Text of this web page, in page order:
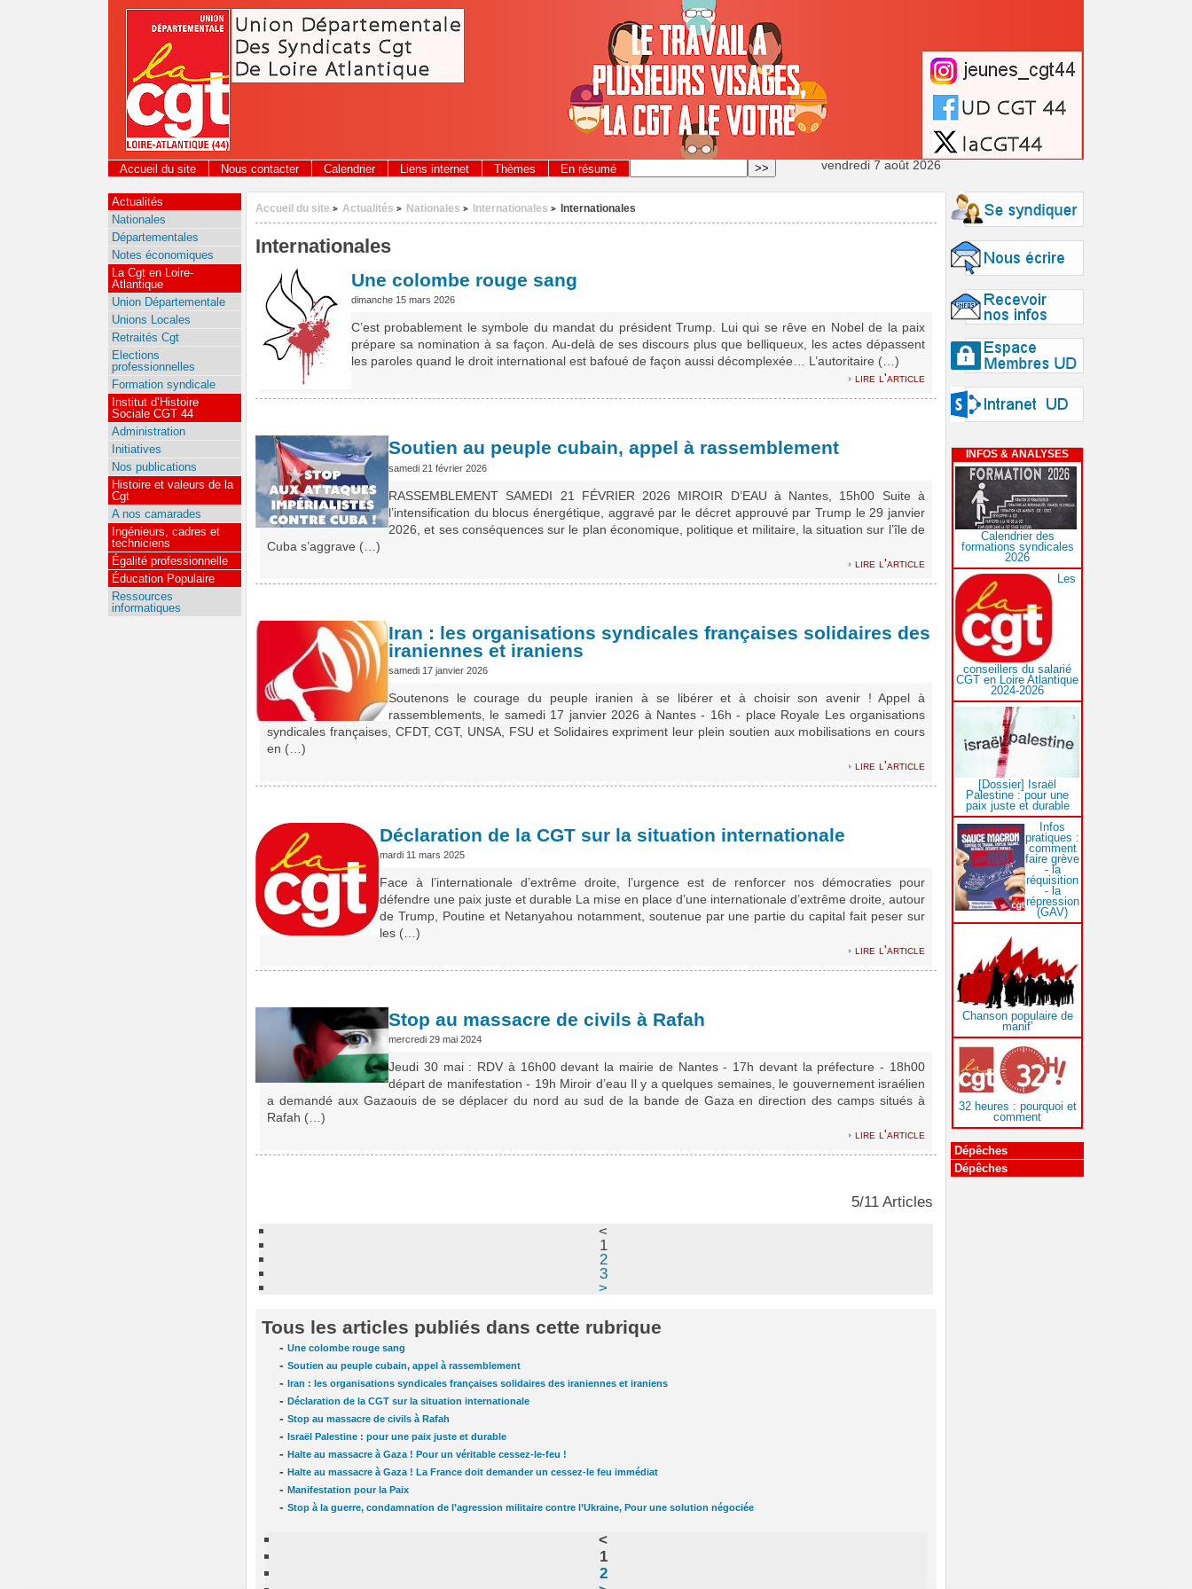
Panneau de gestion des cookies
Accueil du site Nous contacter Calendrier Liens internet Thèmes En résumé vendredi 7 août 2026
Accueil du site > Actualités > Nationales > Internationales > Internationales
Internationales
Une colombe rouge sang
dimanche 15 mars 2026
C’est probablement le symbole du mandat du président Trump. Lui qui se rêve en Nobel de la paix
prépare sa nomination à sa façon. Au-delà de ses discours plus que belliqueux, les actes dépassent
les paroles quand le droit international est bafoué de façon aussi décomplexée… L’autoritaire (…)
lire l'article
Soutien au peuple cubain, appel à rassemblement
samedi 21 février 2026
RASSEMBLEMENT SAMEDI 21 FÉVRIER 2026 MIROIR D’EAU à Nantes, 15h00 Suite à
l’intensification du blocus énergétique, aggravé par le décret approuvé par Trump le 29 janvier
2026, et ses conséquences sur le plan économique, politique et militaire, la situation sur l’île de
Cuba s’aggrave (…)
lire l'article
Iran : les organisations syndicales françaises solidaires des
iraniennes et iraniens
samedi 17 janvier 2026
Soutenons le courage du peuple iranien à se libérer et à choisir son avenir ! Appel à
rassemblements, le samedi 17 janvier 2026 à Nantes - 16h - place Royale Les organisations
syndicales françaises, CFDT, CGT, UNSA, FSU et Solidaires expriment leur plein soutien aux mobilisations en cours
en (…)
lire l'article
Déclaration de la CGT sur la situation internationale
mardi 11 mars 2025
Face à l’internationale d’extrême droite, l’urgence est de renforcer nos démocraties pour
défendre une paix juste et durable La mise en place d’une internationale d’extrême droite, autour
de Trump, Poutine et Netanyahou notamment, soutenue par une partie du capital fait peser sur
les (…)
lire l'article
Stop au massacre de civils à Rafah
mercredi 29 mai 2024
Jeudi 30 mai : RDV à 16h00 devant la mairie de Nantes - 17h devant la préfecture - 18h00
départ de manifestation - 19h Miroir d’eau Il y a quelques semaines, le gouvernement israélien
a demandé aux Gazaouis de se déplacer du nord au sud de la bande de Gaza en direction des camps situés à
Rafah (…)
lire l'article
5/11 Articles
<
1
2
3
>
Tous les articles publiés dans cette rubrique
- Une colombe rouge sang
- Soutien au peuple cubain, appel à rassemblement
- Iran : les organisations syndicales françaises solidaires des iraniennes et iraniens
- Déclaration de la CGT sur la situation internationale
- Stop au massacre de civils à Rafah
- Israël Palestine : pour une paix juste et durable
- Halte au massacre à Gaza ! Pour un véritable cessez-le-feu !
- Halte au massacre à Gaza ! La France doit demander un cessez-le feu immédiat
- Manifestation pour la Paix
- Stop à la guerre, condamnation de l’agression militaire contre l’Ukraine, Pour une solution négociée
<
1
2
INFOS & ANALYSES
Calendrier des
formations syndicales
2026
Les
conseillers du salarié
CGT en Loire Atlantique
2024-2026
[Dossier] Israël
Palestine : pour une
paix juste et durable
Infos
pratiques :
comment
faire grève
- la
réquisition
- la
répression
(GAV)
Chanson populaire de
manif’
32 heures : pourquoi et
comment
Dépêches
Dépêches
Actualités
Nationales
Départementales
Notes économiques
La Cgt en Loire-
Atlantique
Union Départementale
Unions Locales
Retraités Cgt
Elections
professionnelles
Formation syndicale
Institut d’Histoire
Sociale CGT 44
Administration
Initiatives
Nos publications
Histoire et valeurs de la
Cgt
A nos camarades
Ingénieurs, cadres et
techniciens
Égalité professionnelle
Éducation Populaire
Ressources
informatiques